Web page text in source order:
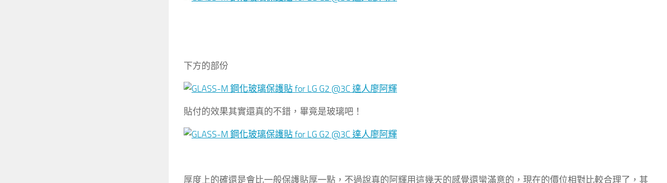
下方的部份
貼付的效果其實還真的不錯，畢竟是玻璃吧！
厚度上的確還是會比一般保護貼厚一點，不過說真的阿輝用這幾天的感覺還蠻滿意的，現在的價位相對比較合理了，其